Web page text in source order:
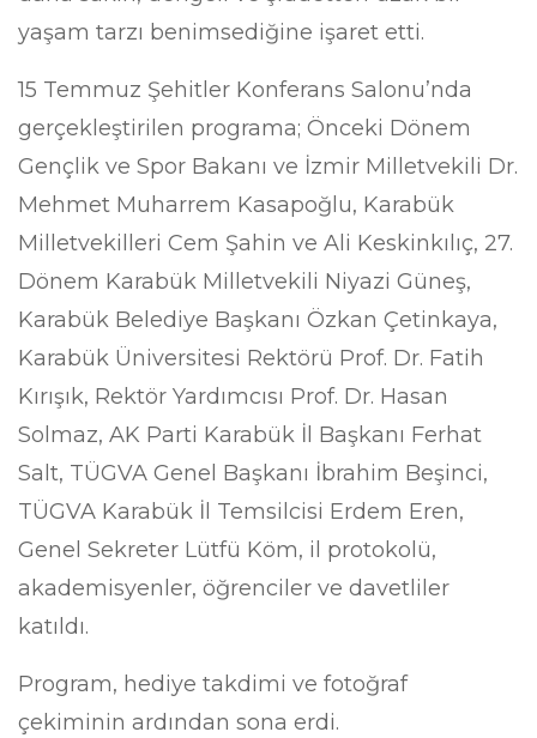
yaşam tarzı benimsediğine işaret etti.
15 Temmuz Şehitler Konferans Salonu’nda
gerçekleştirilen programa; Önceki Dönem
Gençlik ve Spor Bakanı ve İzmir Milletvekili Dr.
Mehmet Muharrem Kasapoğlu, Karabük
Milletvekilleri Cem Şahin ve Ali Keskinkılıç, 27.
Dönem Karabük Milletvekili Niyazi Güneş,
Karabük Belediye Başkanı Özkan Çetinkaya,
Karabük Üniversitesi Rektörü Prof. Dr. Fatih
Kırışık, Rektör Yardımcısı Prof. Dr. Hasan
Solmaz, AK Parti Karabük İl Başkanı Ferhat
Salt, TÜGVA Genel Başkanı İbrahim Beşinci,
TÜGVA Karabük İl Temsilcisi Erdem Eren,
Genel Sekreter Lütfü Köm, il protokolü,
akademisyenler, öğrenciler ve davetliler
katıldı.
Program, hediye takdimi ve fotoğraf
çekiminin ardından sona erdi.